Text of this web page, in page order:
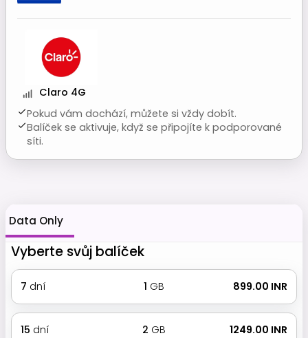
Claro 4G
Pokud vám dochází, můžete si vždy dobít.
Balíček se aktivuje, když se připojíte k podporované
síti.
Data Only
Vyberte svůj balíček
7 dní 1 GB ₹ 899.00 INR
15 dní 2 GB ₹ 1249.00 INR